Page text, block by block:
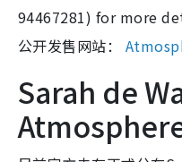
94467281) for more
公开发售网站：
Sarah de